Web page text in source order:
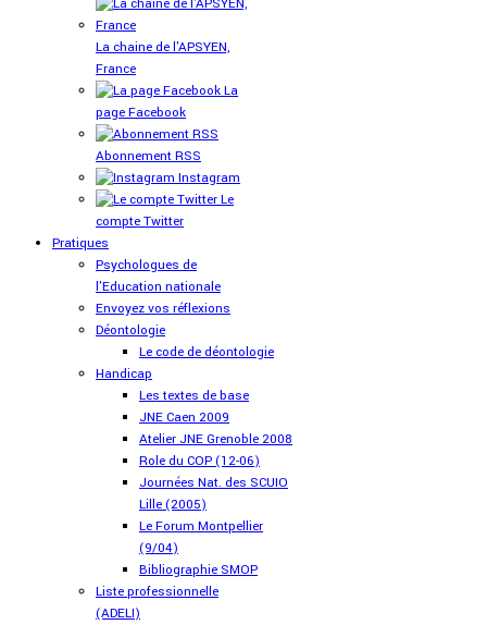
La chaine de l'APSYEN,
France
La
page Facebook
Abonnement RSS
Instagram
Le
compte Twitter
Pratiques
Psychologues de
l'Education nationale
Envoyez vos réflexions
Déontologie
Le code de déontologie
Handicap
Les textes de base
JNE Caen 2009
Atelier JNE Grenoble 2008
Role du COP (12-06)
Journées Nat. des SCUIO
Lille (2005)
Le Forum Montpellier
(9/04)
Bibliographie SMOP
Liste professionnelle
(ADELI)